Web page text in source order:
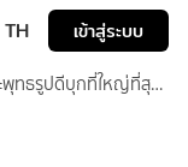
TH เข้าสู่ระบบ
พุทธรูปดีบุกที่ใหญ่ที่สุด